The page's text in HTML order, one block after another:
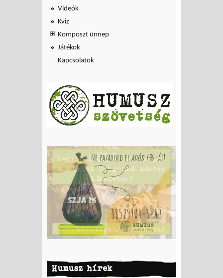
Videók
Kviz
Komposzt ünnep
Játékok
Kapcsolatok
Humusz hírek